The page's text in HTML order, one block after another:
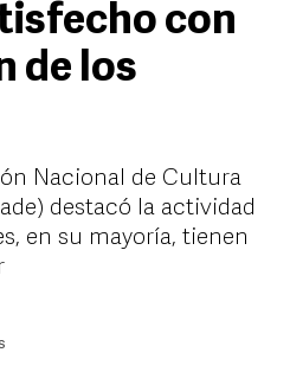
con
de los
Nacional de Cultura
destacó la actividad
en su mayoría, tienen